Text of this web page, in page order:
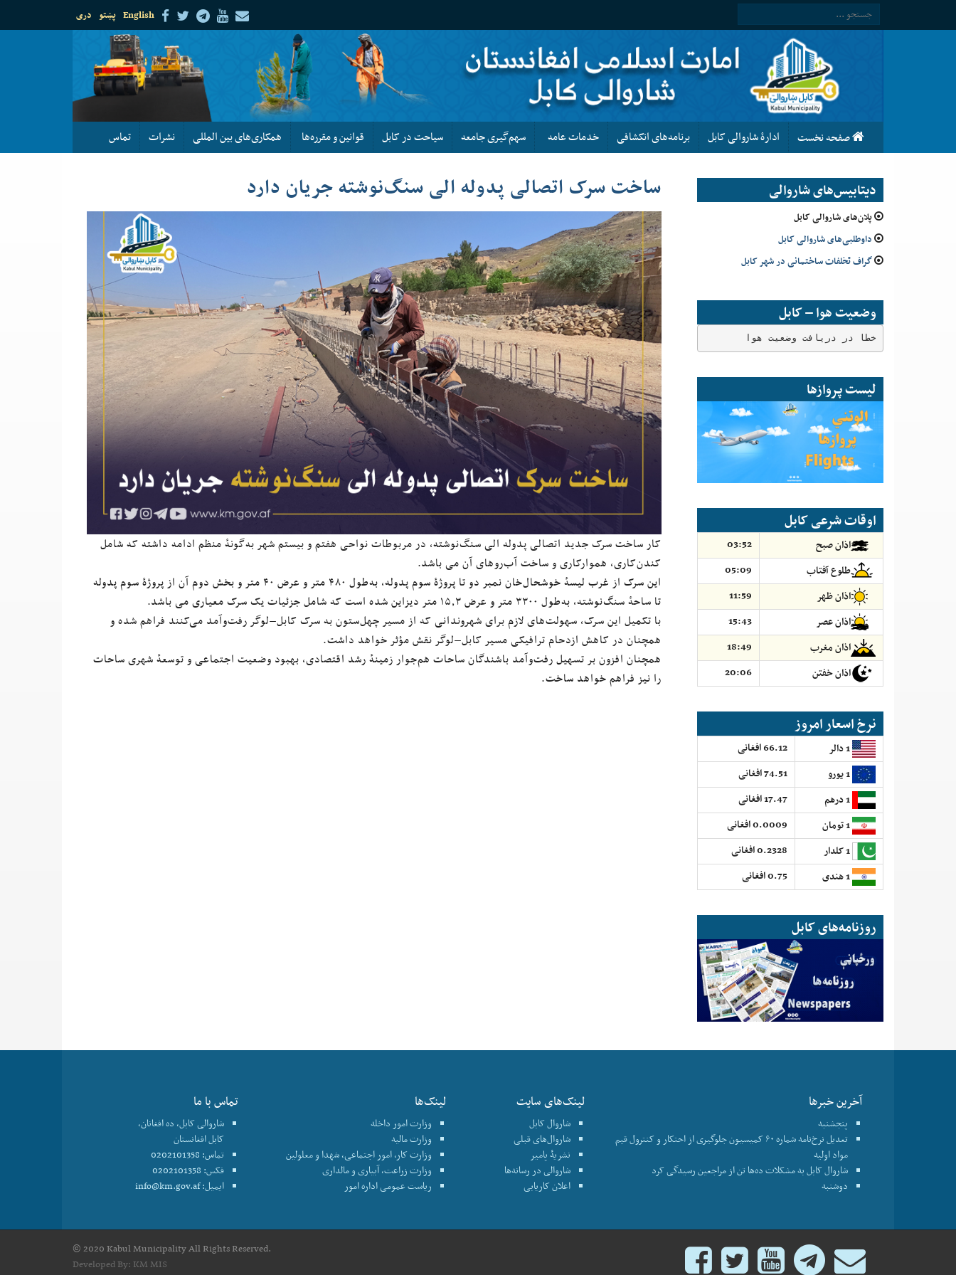
دری پښتو English
صفحه نخست ادارۀ شاروالی کابل برنامه‌های انکشافی خدمات عامه سهم‌گیری جامعه سیاحت در کابل قوانین و مقرره‌ها همکاری‌های بین المللی نشرات تماس
دیتابیس‌های شاروالی
پلان‌های شاروالی کابل
داوطلبی‌های شاروالی کابل
گراف تخلفات ساختمانی در شهر کابل
وضعیت هوا – کابل
خطا در دریافت وضعیت هوا
لیست پروازها
اوقات شرعی کابل
اذان صبح
03:52
طلوع آفتاب
05:09
اذان ظهر
11:59
اذان عصر
15:43
اذان مغرب
18:49
اذان خفتن
20:06
نرخ اسعار امروز
66.12 افغانی
74.51 افغانی
17.47 افغانی
0.0009 افغانی
0.2328 افغانی
0.75 افغانی
روزنامه‌های کابل
ساخت سرک اتصالی پدوله الی سنگ‌نوشته جریان دارد
کار ساخت سرک جدید اتصالی پدوله الی سنگ‌نوشته، در مربوطات نواحی هفتم و بیستم شهر به‌گونهٔ منظم ادامه داشته که شامل
کندن‌کاری، هموارکاری و ساخت آب‌روهای آن می باشد.
این سرک از غرب لیسهٔ خوشحال‌خان نمبر دو تا پروژهٔ سوم پدوله، به‌طول ۴۸۰ متر و عرض ۴۰ متر و بخش دوم آن از پروژهٔ سوم پدوله
تا ساحهٔ سنگ‌نوشته، به‌طول ۳۳۰۰ متر و عرض ۱۵٫۳ متر دیزاین شده است که شامل جزئیات یک سرک معیاری می باشد.
با تکمیل این سرک، سهولت‌های لازم برای شهروندانی که از مسیر چهل‌ستون به سرک کابل–لوگر رفت‌وآمد می‌کنند فراهم شده و
همچنان در کاهش ازدحام ترافیکی مسیر کابل–لوگر نقش مؤثر خواهد داشت.
همچنان افزون بر تسهیل رفت‌وآمد باشندگان ساحات هم‌جوار زمینهٔ رشد اقتصادی، بهبود وضعیت اجتماعی و توسعهٔ شهری ساحات
را نیز فراهم خواهد ساخت.
آخرین خبرها
پنجشنبه
تعدیل نرخ‌نامه شماره ۶۰ کمیسیون جلوگیری از احتکار و کنترول قیم
مواد اولیه
شاروال کابل به مشکلات ده‌ها تن از مراجعین رسیدگی کرد
دوشنبه
لینک‌های سایت
شاروال کابل
شاروال‌های قبلی
نشریۀ پامیر
شاروالی در رسانه‌ها
اعلان کاریابی
لینک‌ها
وزارت امور داخله
وزارت مالیه
وزارت کار، امور اجتماعی، شهدا و معلولین
وزارت زراعت، آبیاری و مالداری
ریاست عمومی اداره امور
تماس با ما
شاروالی کابل، ده افغانان،
کابل افغانستان
تماس: 0202101358
فکس: 0202101358
ایمیل:info@km.gov.af
© 2020 Kabul Municipality All Rights Reserved.
Developed By: KM MIS